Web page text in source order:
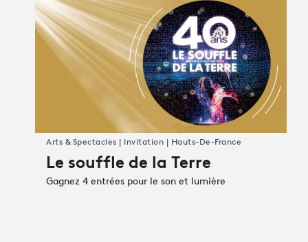
Le souffle de la Terre
Gagnez 4 entrées pour le son et lumière
Arts & Spectacles | Invitation | Hauts-De-France